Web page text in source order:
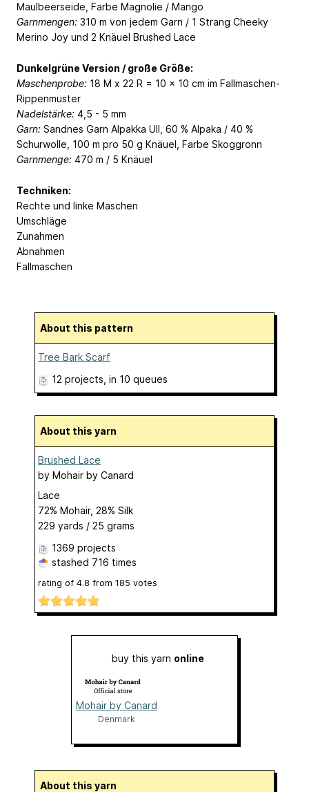
Maulbeerseide, Farbe Magnolie / Mango
Garnmengen: 310 m von jedem Garn / 1 Strang Cheeky
Merino Joy und 2 Knäuel Brushed Lace
Dunkelgrüne Version / große Größe:
Maschenprobe: 18 M x 22 R = 10 x 10 cm im Fallmaschen-
Rippenmuster
Nadelstärke: 4,5 - 5 mm
Garn: Sandnes Garn Alpakka Ull, 60 % Alpaka / 40 %
Schurwolle, 100 m pro 50 g Knäuel, Farbe Skoggronn
Garnmenge: 470 m / 5 Knäuel
Techniken:
Rechte und linke Maschen
Umschläge
Zunahmen
Abnahmen
Fallmaschen
About this pattern
Tree Bark Scarf
12 projects , in 10 queues
About this yarn
Brushed Lace
by Mohair by Canard
Lace
72% Mohair, 28% Silk
229 yards / 25 grams
1369 projects
stashed 716 times
rating of 4.8 from 185 votes
buy this yarn online
Mohair by Canard
Denmark
About this yarn